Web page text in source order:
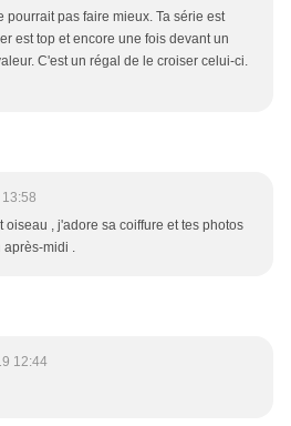
pourrait pas faire mieux. Ta série est
est top et encore une fois devant un
C'est un régal de le croiser celui-ci.
oiseau , j'adore sa coiffure et tes photos
après-midi .
12:44